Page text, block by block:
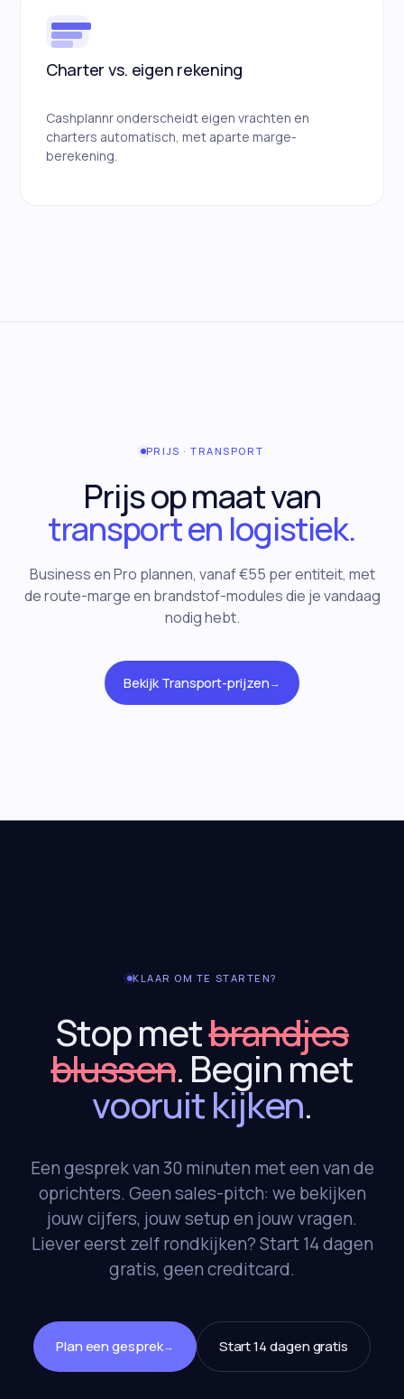
Charter vs. eigen rekening
Cashplannr onderscheidt eigen vrachten en
charters automatisch, met aparte marge-
berekening.
PRIJS · TRANSPORT
Prijs op maat van
transport en logistiek.
Business en Pro plannen, vanaf €55 per entiteit, met
de route-marge en brandstof-modules die je vandaag
nodig hebt.
Bekijk Transport-prijzen→
KLAAR OM TE STARTEN?
Stop metbrandjes
blussen. Begin met
vooruit kijken.
Een gesprek van 30 minuten met een van de
oprichters. Geen sales-pitch: we bekijken
jouw cijfers, jouw setup en jouw vragen.
Liever eerst zelf rondkijken? Start 14 dagen
gratis, geen creditcard.
Plan een gesprek→ Start 14 dagen gratis